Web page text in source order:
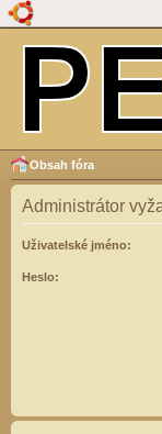
Obsah fóra
Administrátor
Uživatelské jméno:
Heslo: